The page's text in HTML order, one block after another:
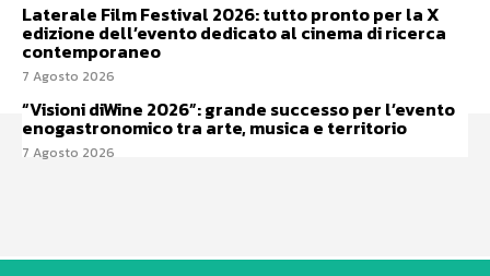
Laterale Film Festival 2026: tutto pronto per la X
edizione dell’evento dedicato al cinema di ricerca
contemporaneo
7 Agosto 2026
“Visioni diWine 2026”: grande successo per l’evento
enogastronomico tra arte, musica e territorio
7 Agosto 2026